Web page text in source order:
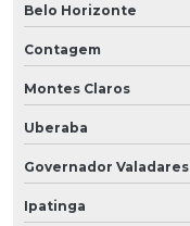
Belo Horizonte
Contagem
Montes Claros
Uberaba
Governador Valadares
Ipatinga